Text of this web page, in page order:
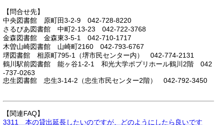
【問合せ先】
中央図書館 原町田3-2-9 042-728-8220
さるびあ図書館 中町2-13-23 042-722-3768
金森図書館 金森東3-5-1 042-710-1717
木曽山崎図書館 山崎町2160 042-793-6767
堺図書館 相原町795-1（堺市民センター内） 042-774-2131
鶴川駅前図書館 能ヶ谷1-2-1 和光大学ポプリホール鶴川2階 042
-737-0263
忠生図書館 忠生3-14-2（忠生市民センター2階） 042-792-3450
【関連FAQ】
3311 本の貸出延長したいのですが、どのようにしたら良いです